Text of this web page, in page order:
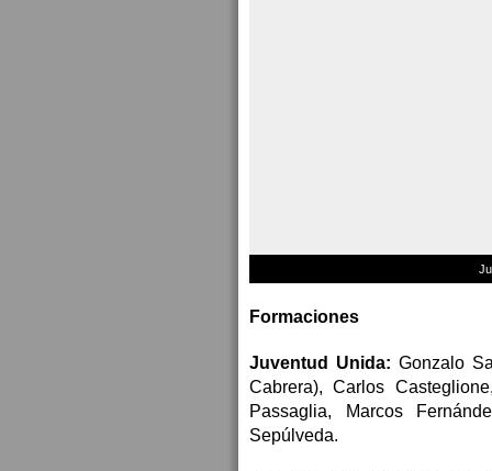
Formaciones
Juventud Unida: Gonzalo
Cabrera), Carlos
Passaglia, Marcos
Sepúlveda.